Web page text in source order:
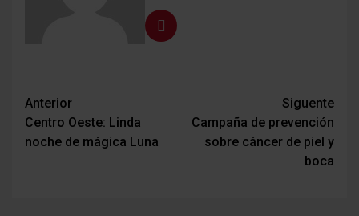
Navegación
de
Anterior
Centro Oeste: Linda
noche de mágica Luna
Siguente
Campaña de prevención
sobre cáncer de piel y
boca